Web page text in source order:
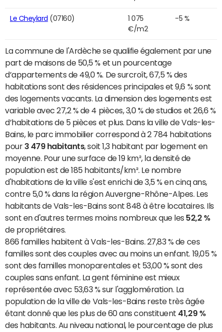
Le Cheylard (07160)
1 075
€/m2
-5 %
La commune de l'Ardèche se qualifie également par une
part de maisons de 50,5 % et un pourcentage
d’appartements de 49,0 %. De surcroît, 67,5 % des
habitations sont des résidences principales et 9,6 % sont
des logements vacants. La dimension des logements est
variable avec 27,2 % de 4 pièces, 3,0 % de studios et 26,6 %
d’habitations de 5 pièces et plus. Dans la ville de Vals-les-
Bains, le parc immobilier correspond à 2 784 habitations
pour 3 479 habitants, soit 1,3 habitant par logement en
moyenne. Pour une surface de 19 km², la densité de
population est de 185 habitants/km². Le nombre
d'habitations de la ville s'est enrichi de 3,5 % en cinq ans,
contre 5,0 % dans la région Auvergne-Rhône-Alpes. Les
habitants de Vals-les-Bains sont 848 à être locataires. Ils
sont en d'autres termes moins nombreux que les 52,2 %
de propriétaires.
866 familles habitent à Vals-les-Bains. 27,83 % de ces
familles sont des couples avec au moins un enfant. 19,05 %
sont des familles monoparentales et 53,00 % sont des
couples sans enfant. La gent féminine est mieux
représentée avec 53,63 % sur l'agglomération. La
population de la ville de Vals-les-Bains reste très âgée
étant donné que les plus de 60 ans constituent 41,29 %
des habitants. Au niveau national, le pourcentage de plus